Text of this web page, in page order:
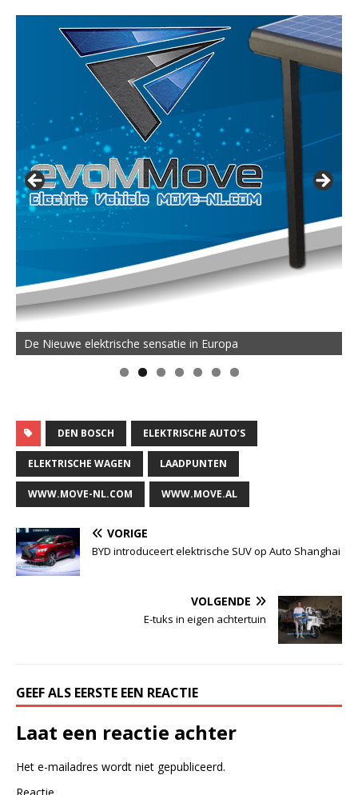
De Nieuwe elektrische sensatie in Europa
DEN BOSCH ELEKTRISCHE AUTO’S
ELEKTRISCHE WAGEN LAADPUNTEN
WWW.MOVE-NL.COM WWW.MOVE.AL
VORIGE
BYD introduceert elektrische SUV op Auto Shanghai
VOLGENDE
E-tuks in eigen achtertuin
GEEF ALS EERSTE EEN REACTIE
Laat een reactie achter
Het e-mailadres wordt niet gepubliceerd.